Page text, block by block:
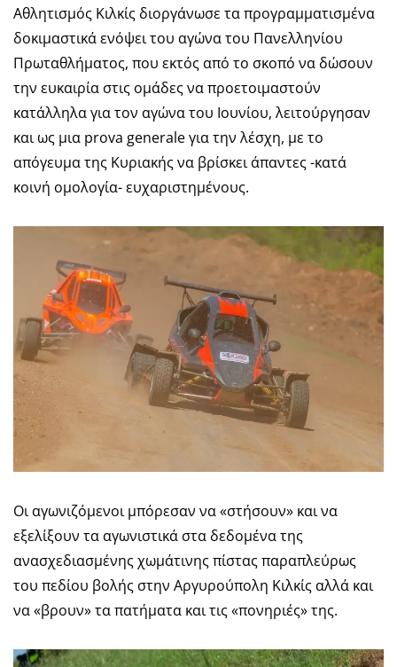
Αθλητισμός Κιλκίς διοργάνωσε τα προγραμματισμένα
δοκιμαστικά ενόψει του αγώνα του Πανελληνίου
Πρωταθλήματος, που εκτός από το σκοπό να δώσουν
την ευκαιρία στις ομάδες να προετοιμαστούν
κατάλληλα για τον αγώνα του Ιουνίου, λειτούργησαν
και ως μια prova generale για την λέσχη, με το
απόγευμα της Κυριακής να βρίσκει άπαντες -κατά
κοινή ομολογία- ευχαριστημένους.
Οι αγωνιζόμενοι μπόρεσαν να «στήσουν» και να
εξελίξουν τα αγωνιστικά στα δεδομένα της
ανασχεδιασμένης χωμάτινης πίστας παραπλεύρως
του πεδίου βολής στην Αργυρούπολη Κιλκίς αλλά και
να «βρουν» τα πατήματα και τις «πονηριές» της.